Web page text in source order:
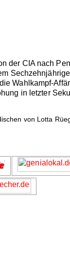
der CIA nach
Wahlkampf-
in letzter
von Lotta